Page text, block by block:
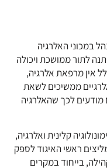
במכוני האלרגיה
לתור ממושכת ויכולה
אין מרפאת אלרגיה,
ממשיכים לשאת
לכך שהאלרגיה
קלינית ואלרגיה,
ראשי האיגוד לספק
בייחוד במקרים